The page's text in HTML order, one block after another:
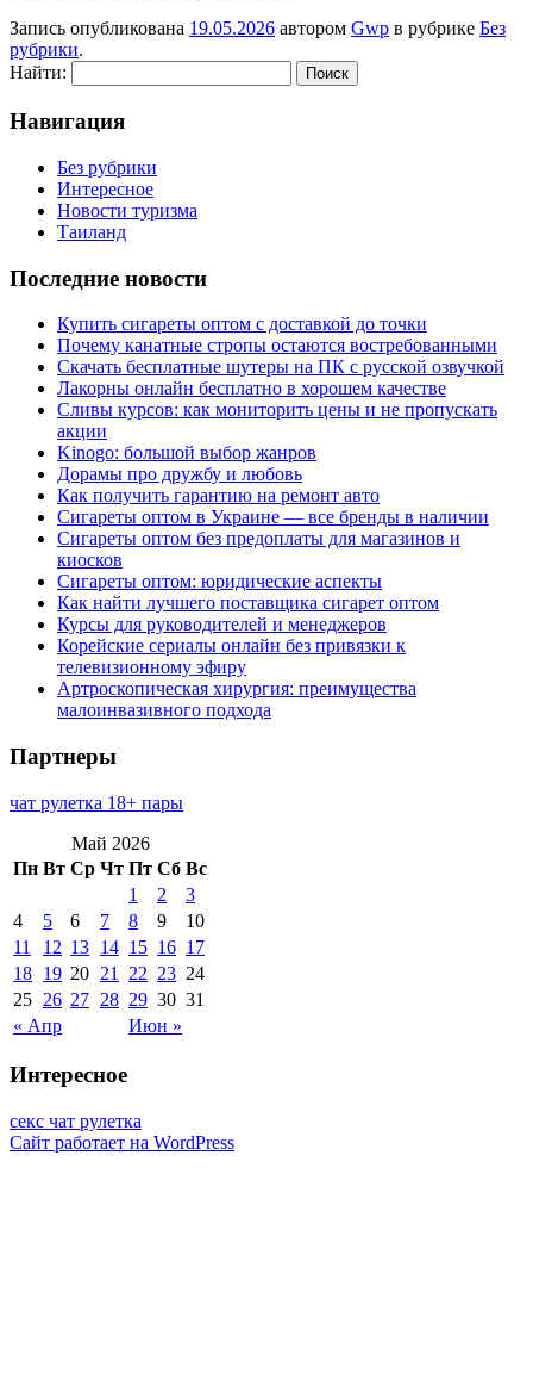
Запись опубликована 19.05.2026 автором Gwp в рубрике Без
рубрики.
Найти:
Навигация
Без рубрики
Интересное
Новости туризма
Таиланд
Последние новости
Купить сигареты оптом с доставкой до точки
Почему канатные стропы остаются востребованными
Скачать бесплатные шутеры на ПК с русской озвучкой
Лакорны онлайн бесплатно в хорошем качестве
Сливы курсов: как мониторить цены и не пропускать
акции
Kinogo: большой выбор жанров
Дорамы про дружбу и любовь
Как получить гарантию на ремонт авто
Сигареты оптом в Украине — все бренды в наличии
Сигареты оптом без предоплаты для магазинов и
киосков
Сигареты оптом: юридические аспекты
Как найти лучшего поставщика сигарет оптом
Курсы для руководителей и менеджеров
Корейские сериалы онлайн без привязки к
телевизионному эфиру
Артроскопическая хирургия: преимущества
малоинвазивного подхода
Партнеры
чат рулетка 18+ пары
Май 2026
Пн Вт Ср Чт Пт Сб Вс
« Апр Июн »
1 2
3
4
5 6 7 8 9
10
11
12 13 14 15 16 17
18 19 20 21 22 23 24
25 26 27 28 29 30 31
Интересное
секс чат рулетка
Сайт работает на WordPress